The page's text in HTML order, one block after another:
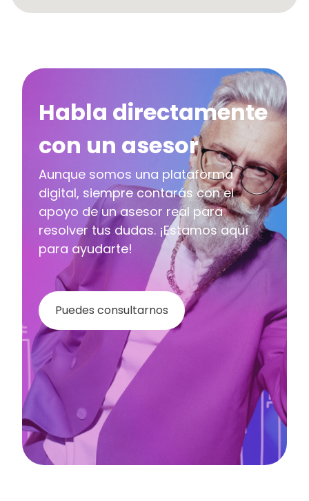
Habla directamente
con un asesor
Aunque somos una plataforma
digital, siempre contarás con el
apoyo de un asesor real para
resolver tus dudas. ¡Estamos aquí
para ayudarte!
Puedes consultarnos